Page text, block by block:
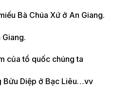
Bà Chúa Xứ ở An Giang.
của tổ quốc chúng ta
Bửu Diệp ở Bạc Liêu…vv